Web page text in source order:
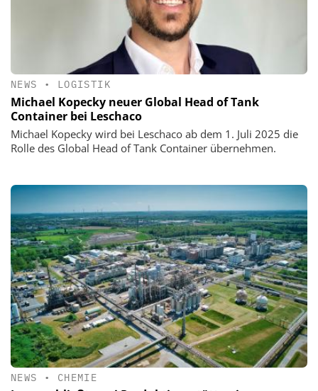
NEWS • LOGISTIK
Michael Kopecky neuer Global Head of Tank
Container bei Leschaco
Michael Kopecky wird bei Leschaco ab dem 1. Juli 2025 die
Rolle des Global Head of Tank Container übernehmen.
NEWS • CHEMIE